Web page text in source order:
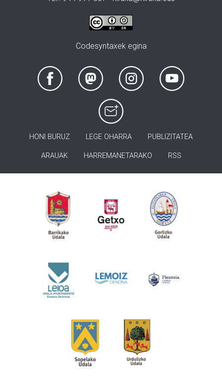
Codesyntaxek egina
HONI BURUZ LEGE OHARRA PUBLIZITATEA
ARAUAK HARREMANETARAKO RSS